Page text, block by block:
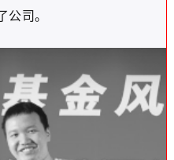
公司。